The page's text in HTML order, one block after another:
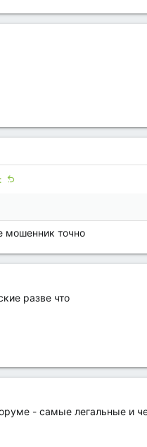
мошенник точно
разве что
- самые легальные и